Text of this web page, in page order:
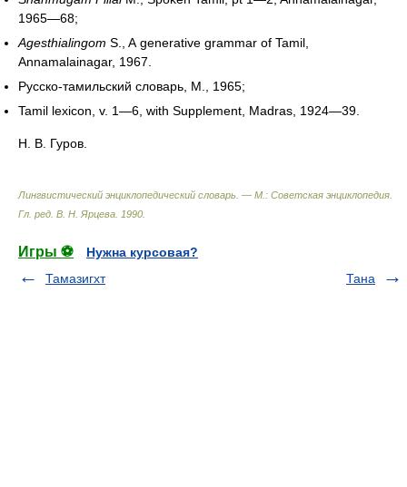
1965—68;
Agesthialingom S., A generative grammar of Tamil,
Annamalainagar, 1967.
Русско-тамильский словарь, М., 1965;
Tamil lexicon, v. 1—6, with Supplement, Madras, 1924—39.
Н. В. Гуров.
Лингвистический энциклопедический словарь. — М.: Советская энциклопедия
Гл. ред. В. Н. Ярцева 1990
Игры ⚽
Нужна курсовая?
Тамазигхт
Тана